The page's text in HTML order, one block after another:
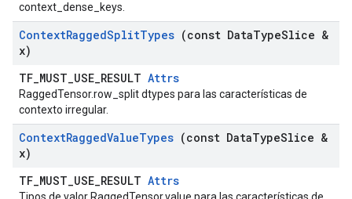
context_dense_keys.
ContextRaggedSplitTypes (const DataTypeSlice &
x)
TF_MUST_USE_RESULT Attrs
RaggedTensor.row_split dtypes para las características de
contexto irregular.
ContextRaggedValueTypes (const DataTypeSlice &
x)
TF_MUST_USE_RESULT Attrs